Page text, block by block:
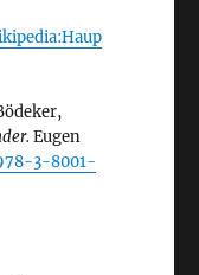
Eugen
3-8001-